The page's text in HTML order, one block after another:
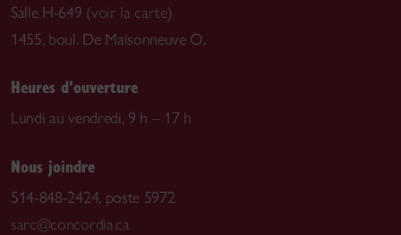
Salle H-649 (voir la carte)
1455, boul. De Maisonneuve O.
Heures d'ouverture
Lundi au vendredi, 9 h – 17 h
Nous joindre
514-848-2424, poste 5972
sarc@concordia.ca